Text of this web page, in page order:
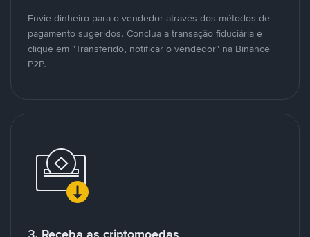
Envie dinheiro para o vendedor através dos métodos de
pagamento sugeridos. Conclua a transação fiduciária e
clique em "Transferido, notificar o vendedor" na Binance
P2P.